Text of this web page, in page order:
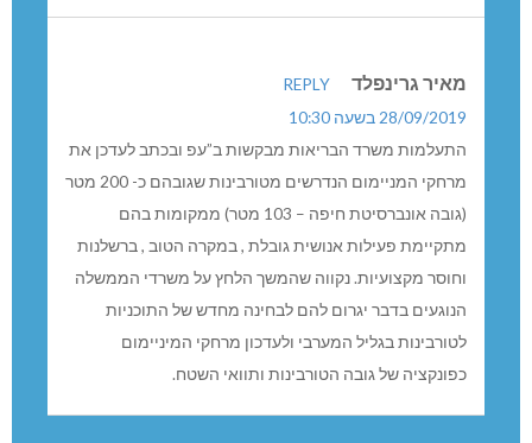
מאיר גרינפלד
REPLY
28/09/2019 בשעה 10:30
התעלמות משרד הבריאות מבקשות ב”עפ ובכתב לעדכן את
מרחקי המניימום הנדרשים מטורבינות שגובהם כ- 200 מטר
(גובה אונברסיטת חיפה – 103 מטר) ממקומות בהם
מתקיימת פעילות אנושית גובלת , במקרה הטוב , ברשלנות
וחוסר מקצועיות. נקווה שהמשך הלחץ על משרדי הממשלה
הנוגעים בדבר יגרום להם לבחינה מחדש של התוכניות
לטורבינות בגליל המערבי ולעדכון מרחקי המיניימום
כפונקציה של גובה הטורבינות ותוואי השטח.